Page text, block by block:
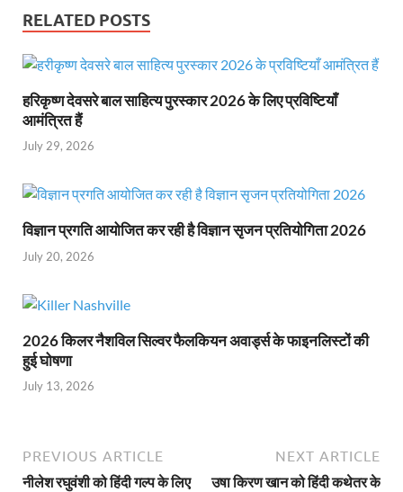
RELATED POSTS
हरिकृष्ण देवसरे बाल साहित्य पुरस्कार 2026 के लिए प्रविष्टियाँ
आमंत्रित हैं
July 29, 2026
विज्ञान प्रगति आयोजित कर रही है विज्ञान सृजन प्रतियोगिता 2026
July 20, 2026
2026 किलर नैशविल सिल्वर फैलकियन अवार्ड्स के फाइनलिस्टों की
हुई घोषणा
July 13, 2026
PREVIOUS ARTICLE
नीलेश रघुवंशी को हिंदी गल्प के लिए
NEXT ARTICLE
उषा किरण खान को हिंदी कथेतर के